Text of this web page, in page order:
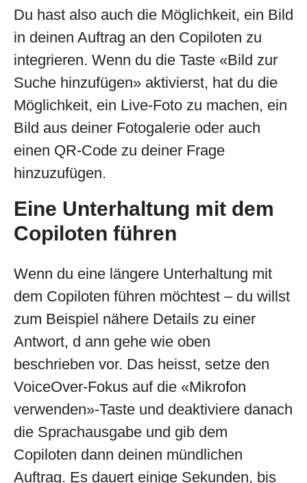
Du hast also auch die Möglichkeit, ein Bild
in deinen Auftrag an den Copiloten zu
integrieren. Wenn du die Taste «Bild zur
Suche hinzufügen» aktivierst, hat du die
Möglichkeit, ein Live-Foto zu machen, ein
Bild aus deiner Fotogalerie oder auch
einen QR-Code zu deiner Frage
hinzuzufügen.
Eine Unterhaltung mit dem
Copiloten führen
Wenn du eine längere Unterhaltung mit
dem Copiloten führen möchtest – du willst
zum Beispiel nähere Details zu einer
Antwort, d ann gehe wie oben
beschrieben vor. Das heisst, setze den
VoiceOver-Fokus auf die «Mikrofon
verwenden»-Taste und deaktiviere danach
die Sprachausgabe und gib dem
Copiloten dann deinen mündlichen
Auftrag. Es dauert einige Sekunden, bis